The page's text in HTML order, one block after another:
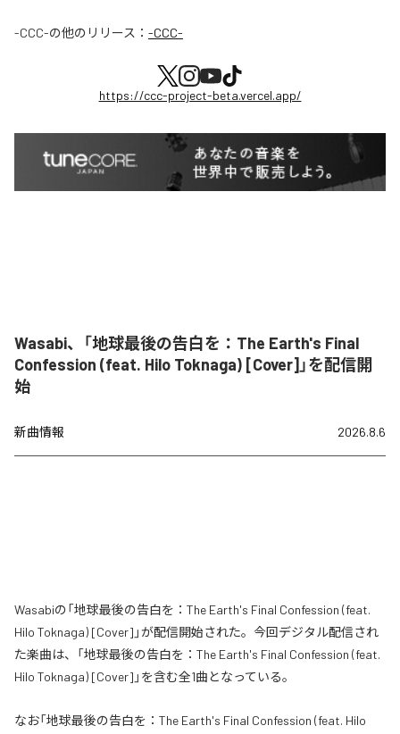
-CCC-の他のリリース： -CCC-
https://ccc-project-beta.vercel.app/
Wasabi、「地球最後の告白を：The Earth's Final
Confession (feat. Hilo Toknaga) [Cover]」を配信開
始
新曲情報 2026.8.6
Wasabiの「地球最後の告白を：The Earth's Final Confession (feat.
Hilo Toknaga) [Cover]」が配信開始された。今回デジタル配信され
た楽曲は、「地球最後の告白を：The Earth's Final Confession (feat.
Hilo Toknaga) [Cover]」を含む全1曲となっている。
なお「地球最後の告白を：The Earth's Final Confession (feat. Hilo